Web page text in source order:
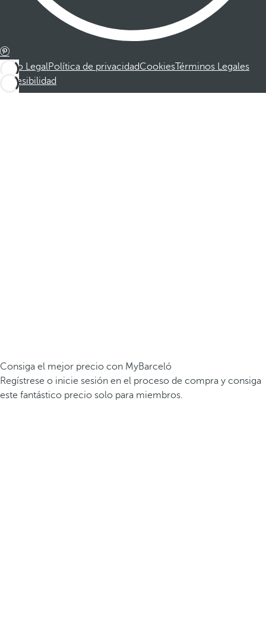
Aviso LegalPolítica de privacidadCookiesTérminos Legales
Accesibilidad
Consiga el mejor precio con MyBarceló
Regístrese o inicie sesión en el proceso de compra y consiga
este fantástico precio solo para miembros.